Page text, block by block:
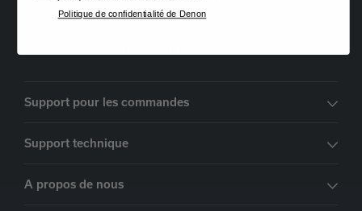
+33 (0) 1 89 54 63 65
Support pour les commandes
Support technique
A propos de nous
Politique de confidentialité de Denon